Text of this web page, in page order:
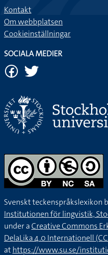
Kontakt
Om webbplatsen
Cookieinställningar
SOCIALA MEDIER
Svenskt teckenspråkslexikon
Institutionen för lingvistik,
under aCreative Commons
DelaLika 4.0 Internationell (CC
athttps://www.su.se/